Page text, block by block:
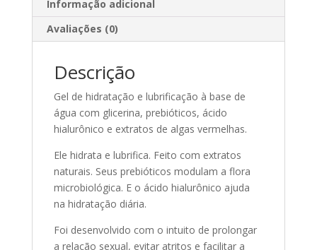
100g
quantidade
Informação adicional
Avaliações (0)
Descrição
Gel de hidratação e lubrificação à base de
água com glicerina, prebióticos, ácido
hialurônico e extratos de algas vermelhas.
Ele hidrata e lubrifica. Feito com extratos
naturais. Seus prebióticos modulam a flora
microbiológica. E o ácido hialurônico ajuda
na hidratação diária.
Foi desenvolvido com o intuito de prolongar
a relação sexual, evitar atritos e facilitar a